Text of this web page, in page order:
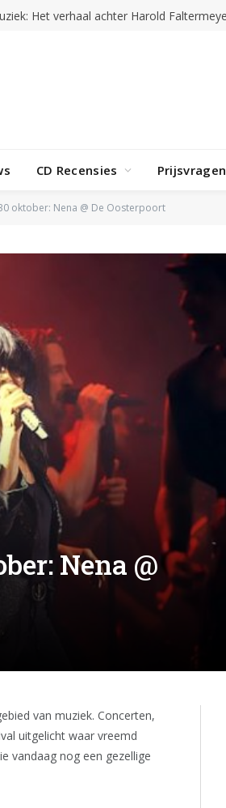
CD Recensies Prijsvragen
oktober: Nena @ De Oosterpoort
Nena @
van muziek. Concerten,
uitgelicht waar vreemd
vandaag nog een gezellige